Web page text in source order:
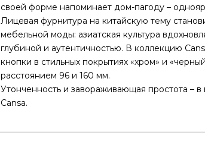
своей форме напоминает дом-пагоду –
Лицевая фурнитура на китайскую тему
мебельной моды: азиатская культура
глубиной и аутентичностью. В коллекцию
кнопки в стильных покрытиях «хром» и
расстоянием 96 и 160 мм.
Утонченность и завораживающая простота –
Cansa.